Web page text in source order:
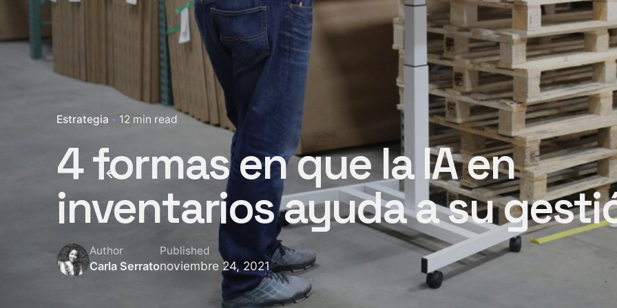
Estrategia 12 min read
4 formas en que la IA en
inventarios ayuda a su
Author
Carla Serrato
Published
noviembre 24, 2021